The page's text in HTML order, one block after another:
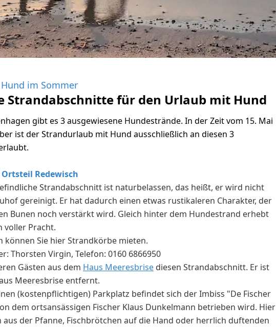
im Sommer
Strandabschnitte für den Urlaub mit Hund
gibt es 3 ausgewiesene Hundestrände. In der Zeit vom 15. Mai
ist der Strandurlaub mit Hund ausschließlich an diesen 3
Redewisch
Strandabschnitt ist naturbelassen, das heißt, er wird nicht
gereinigt. Er hat dadurch einen etwas rustikaleren Charakter, der
Bunen noch verstärkt wird. Gleich hinter dem Hundestrand erhebt
voller Pracht.
können Sie hier Strandkörbe mieten.
Thorsten Virgin, Telefon: 0160 6866950
Gästen aus dem Haus Meeresbrise diesen Strandabschnitt. Er ist
Meeresbrise entfernt.
(kostenpflichtigen) Parkplatz befindet sich der Imbiss "De Fischer
dem ortsansässigen Fischer Klaus Dunkelmann betrieben wird. Hier
aus der Pfanne, Fischbrötchen auf die Hand oder herrlich duftenden